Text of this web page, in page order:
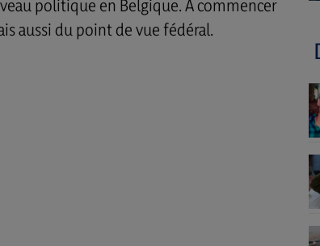
politique en Belgique. À commencer
aussi du point de vue fédéral.